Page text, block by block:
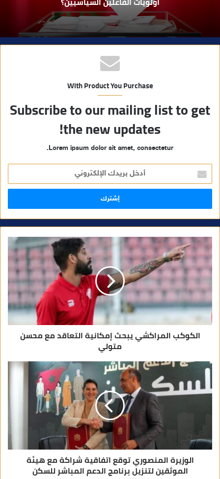
With Product You Purchase
Subscribe to our mailing list to get
the new updates!
Lorem ipsum dolor sit amet, consectetur.
خ
ل
ر
ا
إ
ك
ت
و
ن
ي
الكوكب المراكشي يبحث إمكانية التعاقد مع محسن
متولي
الوزيرة المنصوري توقع اتفاقية شراكة مع هيئة
الموثقين لتنزيل برنامج الدعم المباشر للسكن